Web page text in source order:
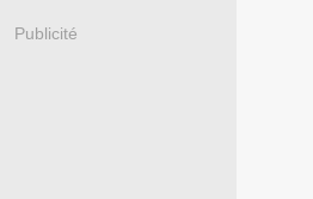
Publicité